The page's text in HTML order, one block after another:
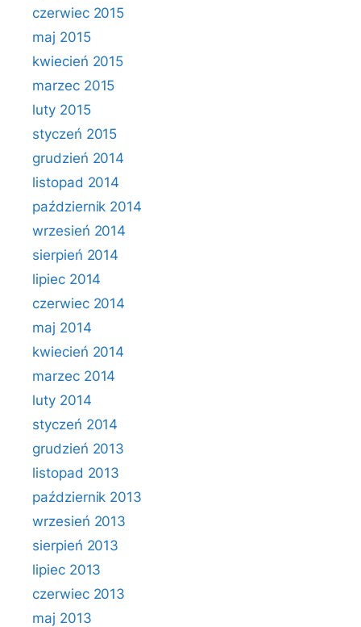
czerwiec 2015
maj 2015
kwiecień 2015
marzec 2015
luty 2015
styczeń 2015
grudzień 2014
listopad 2014
październik 2014
wrzesień 2014
sierpień 2014
lipiec 2014
czerwiec 2014
maj 2014
kwiecień 2014
marzec 2014
luty 2014
styczeń 2014
grudzień 2013
listopad 2013
październik 2013
wrzesień 2013
sierpień 2013
lipiec 2013
czerwiec 2013
maj 2013